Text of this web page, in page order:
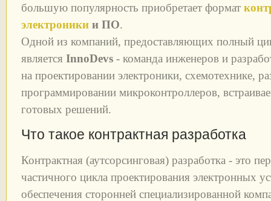
большую популярность приобретает формат
электроники и ПО.
Одной из компаний, предоставляющих полный
является InnoDevs - команда инженеров и
на проектировании электроники, схемотехнике,
программировании микроконтроллеров,
готовых решений.
Что такое контрактная разработка
Контрактная (аутсорсинговая) разработка - это
частичного цикла проектирования электронных
обеспечения сторонней специализированной